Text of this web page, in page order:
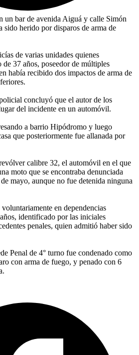
un bar de avenida Aiguá y calle Simón
sido herido por disparos de arma de
de varias unidades quienes
37 años, poseedor de múltiples
había recibido dos impactos de arma de
concluyó que el autor de los
del incidente en un automóvil.
a barrio Hipódromo y luego
que posteriormente fue allanada por
calibre 32, el automóvil en el que
moto que se encontraba denunciada
mayo, aunque no fue detenida ninguna
en dependencias
identificado por las iniciales
penales, quien admitió haber sido
Penal de 4° turno fue condenado como
con arma de fuego, y penado con 6